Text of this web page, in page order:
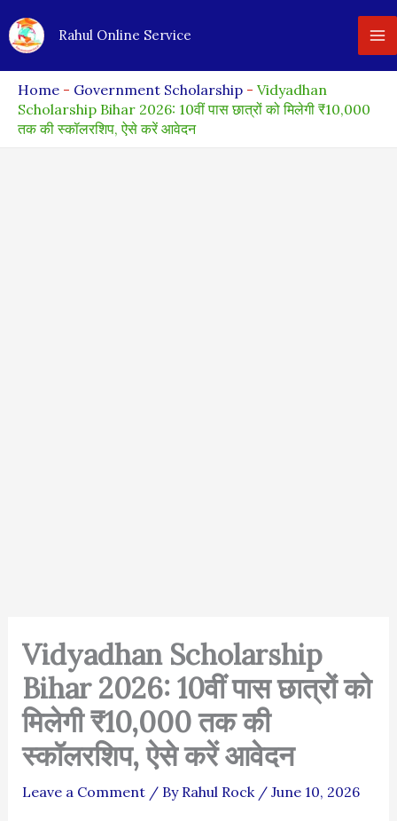
to
Rahul Online Service
Home - Government Scholarship - Vidyadhan
Scholarship Bihar 2026: 10वीं पास छात्रों को मिलेगी ₹10,000
तक की स्कॉलरशिप, ऐसे करें आवेदन
Vidyadhan Scholarship
Bihar 2026: 10वीं पास छात्रों को
मिलेगी ₹10,000 तक की
स्कॉलरशिप, ऐसे करें आवेदन
Leave a Comment / By Rahul Rock / June 10, 2026